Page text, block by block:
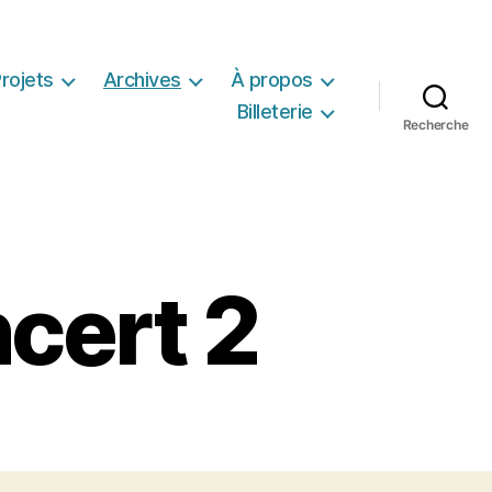
Archives
À propos
Billeterie
Recherche
2